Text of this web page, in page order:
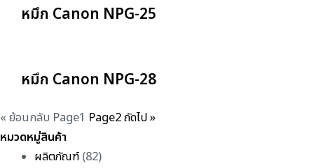
หมึก Canon NPG-25
หมึก Canon NPG-28
« ย้อนกลับ Page1 Page2ถัดไป »
หมวดหมู่สินค้า
ผลิตภัณฑ์ (82)